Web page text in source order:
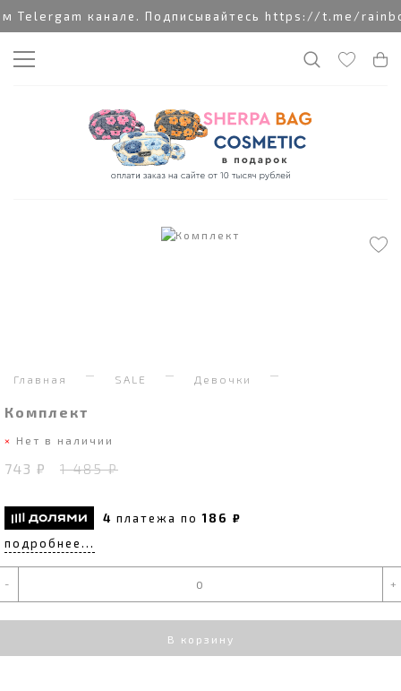
Telergam канале. Подписывайтесь https://t.me/
Главная SALE Девочки
Комплект
Нет в наличии
743 ₽ 1 485 ₽
4 платежа по186 ₽
подробнее...
- +
В корзину